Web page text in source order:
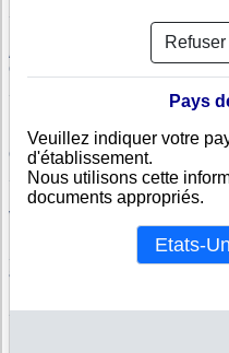
SIDRA TRAVEL AGENCY
AL-HARBI TRADING & SHIPPING
CO. LTD
SOMTEL INTERNATIONAL
PURE TECH
Golis Solar Company
SOMLITE
VAPCO AGRO-VET GROUP CO
Sharmake Trading Transportation
and Warehousing
SERVICES LTD
Refuser
Pays
Veuillez indiquer votre
d'établissement.
Nous utilisons cette
documents appropriés.